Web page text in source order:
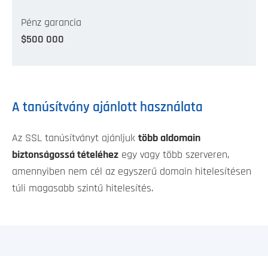
Pénz garancia
$500 000
A tanúsítvány ajánlott használata
Az SSL tanúsítványt ajánljuk több aldomain
biztonságossá tételéhez egy vagy több szerveren,
amennyiben nem cél az egyszerű domain hitelesítésen
túli magasabb szintű hitelesítés.